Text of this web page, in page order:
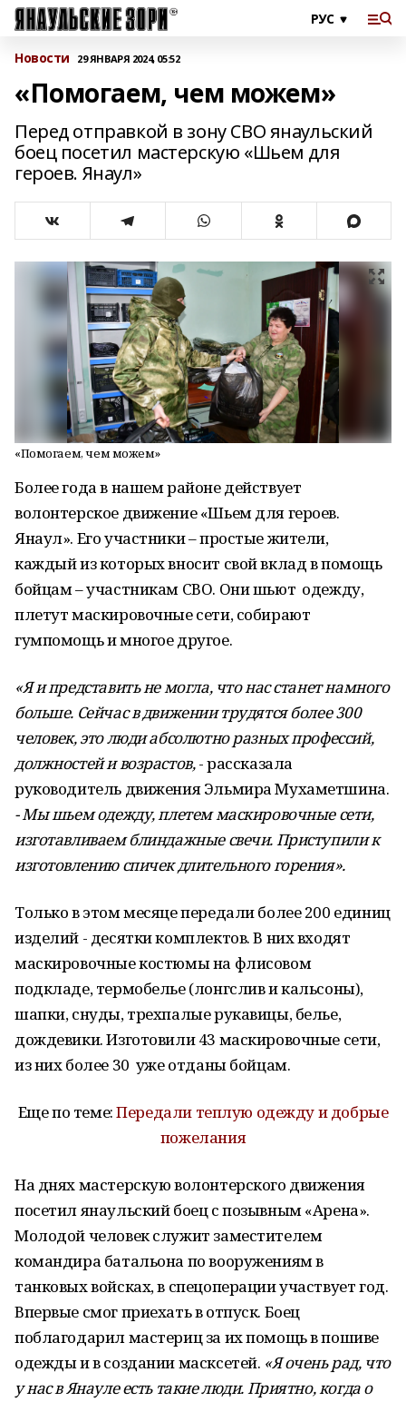
Новости 29 ЯНВАРЯ 2024, 05:52
«Помогаем, чем можем»
Перед отправкой в зону СВО янаульский
боец посетил мастерскую «Шьем для
героев. Янаул»
«Помогаем, чем можем»
Более года в нашем районе действует
волонтерское движение «Шьем для героев.
Янаул». Его участники – простые жители,
каждый из которых вносит свой вклад в помощь
бойцам – участникам СВО. Они шьют одежду,
плетут маскировочные сети, собирают
гумпомощь и многое другое.
«Я и представить не могла, что нас станет намного
больше. Сейчас в движении трудятся более 300
человек, это люди абсолютно разных профессий,
должностей и возрастов,- рассказала
руководитель движения Эльмира Мухаметшина.
- Мы шьем одежду, плетем маскировочные сети,
изготавливаем блиндажные свечи. Приступили к
изготовлению спичек длительного горения».
Только в этом месяце передали более 200 единиц
изделий - десятки комплектов. В них входят
маскировочные костюмы на флисовом
подкладе, термобелье (лонгслив и кальсоны),
шапки, снуды, трехпалые рукавицы, белье,
дождевики. Изготовили 43 маскировочные сети,
из них более 30 уже отданы бойцам.
Еще по теме:Передали теплую одежду и добрые
пожелания
На днях мастерскую волонтерского движения
посетил янаульский боец с позывным «Арена».
Молодой человек служит заместителем
командира батальона по вооружениям в
танковых войсках, в спецоперации участвует год.
Впервые смог приехать в отпуск. Боец
поблагодарил мастериц за их помощь в пошиве
одежды и в создании масксетей. «Я очень рад, что
у нас в Янауле есть такие люди. Приятно, когда о